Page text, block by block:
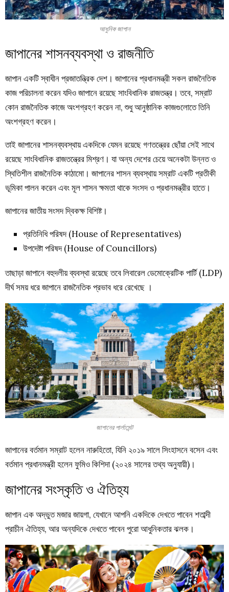
আধুনিক জাপান
জাপানের শাসনব্যবস্থা ও রাজনীতি
জাপান একটি স্বাধীন প্রজাতন্ত্রিক দেশ। জাপানের প্রধানমন্ত্রী সকল রাজনৈতিক
কাজ পরিচালনা করেন যদিও জাপানে রয়েছে সাংবিধানিক রাজতন্ত্র। তবে, সম্রাট
কোন রাজনৈতিক কাজে অংশগ্রহণ করেন না, শুধু আনুষ্ঠানিক কাজগুলোতে তিনি
অংশগ্রহণ করেন।
তাই জাপানের শাসনব্যবস্থায় একদিকে যেমন রয়েছে গণতন্ত্রের ছোঁয়া সেই সাথে
রয়েছে সাংবিধানিক রাজতন্ত্রের মিশ্রণ। যা অন্য দেশের চেয়ে অনেকটা উন্নত ও
স্থিতিশীল রাজনৈতিক কাঠামো। জাপানের শাসন ব্যবস্থায় সম্রাট একটি প্রতীকী
ভূমিকা পালন করেন এবং মূল শাসন ক্ষমতা থাকে সংসদ ও প্রধানমন্ত্রীর হাতে।
জাপানের জাতীয় সংসদ দ্বিকক্ষ বিশিষ্ট।
প্রতিনিধি পরিষদ (House of Representatives)
উপদেষ্টা পরিষদ (House of Councillors)
তাছাড়া জাপানে বহুদলীয় ব্যবস্থা রয়েছে তবে লিবারেল ডেমোক্রেটিক পার্টি (LDP)
দীর্ঘ সময় ধরে জাপানে রাজনৈতিক প্রভাব ধরে রেখেছে ।
জাপানের পার্লামেন্ট
জাপানের বর্তমান সম্রাট হলেন নারুহিতো, যিনি ২০১৯ সালে সিংহাসনে বসেন এবং
বর্তমান প্রধানমন্ত্রী হলেন ফুমিও কিশিদা (২০২৪ সালের তথ্য অনুযায়ী)।
জাপানের সংস্কৃতি ও ঐতিহ্য
জাপান এক অদ্ভুত মজার জায়গা, যেখানে আপনি একদিকে দেখতে পাবেন শতাব্দী
প্রাচীন ঐতিহ্য, আর অন্যদিকে দেখতে পাবেন পুরো আধুনিকতার ঝলক।